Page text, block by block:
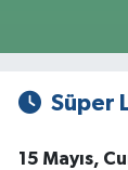
Süper
15 Mayıs,